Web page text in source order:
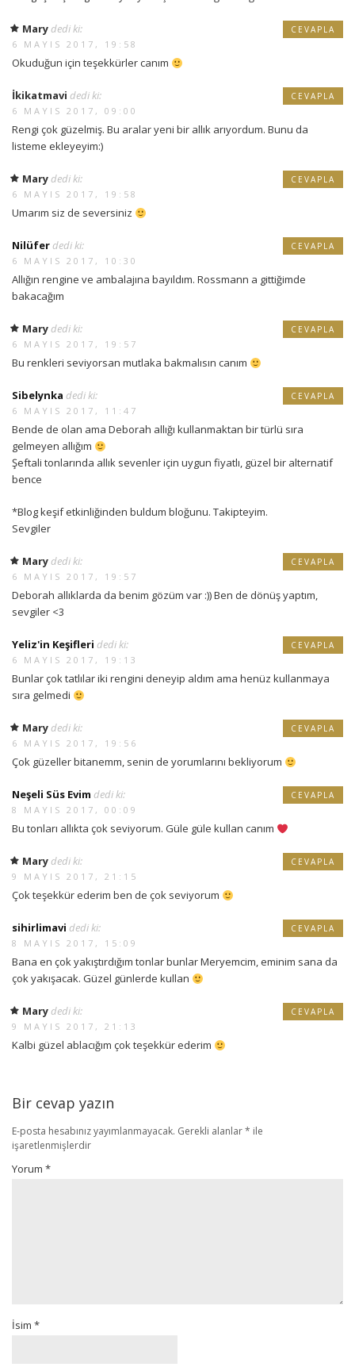
Mary dedi ki:
6 MAYIS 2017, 19:58
Okuduğun için teşekkürler canım
CEVAPLA
İkikatmavi dedi ki:
6 MAYIS 2017, 09:00
Rengi çok güzelmiş. Bu aralar yeni bir allık arıyordum. Bunu da
listeme ekleyeyim:)
CEVAPLA
Mary dedi ki:
6 MAYIS 2017, 19:58
Umarım siz de seversiniz
CEVAPLA
Nilüfer dedi ki:
6 MAYIS 2017, 10:30
Allığın rengine ve ambalajına bayıldım. Rossmann a gittiğimde
bakacağım
CEVAPLA
Mary dedi ki:
6 MAYIS 2017, 19:57
Bu renkleri seviyorsan mutlaka bakmalısın canım
CEVAPLA
Sibelynka dedi ki:
6 MAYIS 2017, 11:47
Bende de olan ama Deborah allığı kullanmaktan bir türlü sıra
gelmeyen allığım
Şeftali tonlarında allık sevenler için uygun fiyatlı, güzel bir alternatif
bence
*Blog keşif etkinliğinden buldum bloğunu. Takipteyim.
Sevgiler
CEVAPLA
Mary dedi ki:
6 MAYIS 2017, 19:57
Deborah allıklarda da benim gözüm var :)) Ben de dönüş yaptım,
sevgiler <3
CEVAPLA
Yeliz'in Keşifleri dedi ki:
6 MAYIS 2017, 19:13
Bunlar çok tatlılar iki rengini deneyip aldım ama henüz kullanmaya
sıra gelmedi
CEVAPLA
Mary dedi ki:
6 MAYIS 2017, 19:56
Çok güzeller bitanemm, senin de yorumlarını bekliyorum
CEVAPLA
Neşeli Süs Evim dedi ki:
8 MAYIS 2017, 00:09
Bu tonları allıkta çok seviyorum. Güle güle kullan canım
CEVAPLA
Mary dedi ki:
9 MAYIS 2017, 21:15
Çok teşekkür ederim ben de çok seviyorum
CEVAPLA
sihirlimavi dedi ki:
8 MAYIS 2017, 15:09
Bana en çok yakıştırdığım tonlar bunlar Meryemcim, eminim sana da
çok yakışacak. Güzel günlerde kullan
CEVAPLA
Mary dedi ki:
9 MAYIS 2017, 21:13
Kalbi güzel ablacığım çok teşekkür ederim
CEVAPLA
Bir cevap yazın
E-posta hesabınız yayımlanmayacak. Gerekli alanlar* ile
işaretlenmişlerdir
Yorum *
İsim *